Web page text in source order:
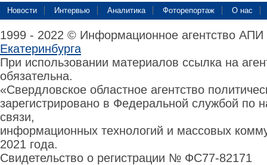
Новости Интервью Аналитика Фоторепортаж О нас
1999 - 2022 © Информационное агентство
Екатеринбурга
При использовании материалов ссылка на
обязательна.
«Свердловское областное агентство
зарегистрировано в Федеральной службой по
связи,
информационных технологий и массовых
2021 года.
Свидетельство о регистрации № ФС77-82171